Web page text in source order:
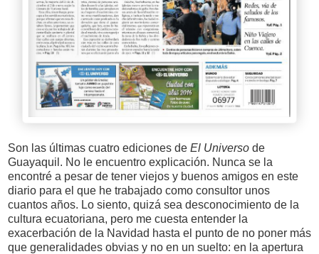
Son las últimas cuatro ediciones de El Universo de
Guayaquil. No le encuentro explicación. Nunca se la
encontré a pesar de tener viejos y buenos amigos en este
diario para el que he trabajado como consultor unos
cuantos años. Lo siento, quizá sea desconocimiento de la
cultura ecuatoriana, pero me cuesta entender la
exacerbación de la Navidad hasta el punto de no poner más
que generalidades obvias y no en un suelto: en la apertura